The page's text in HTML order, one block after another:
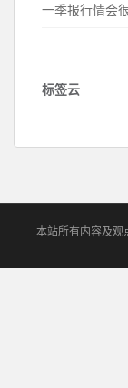
一季报行情会
标签云
本站所有内容及